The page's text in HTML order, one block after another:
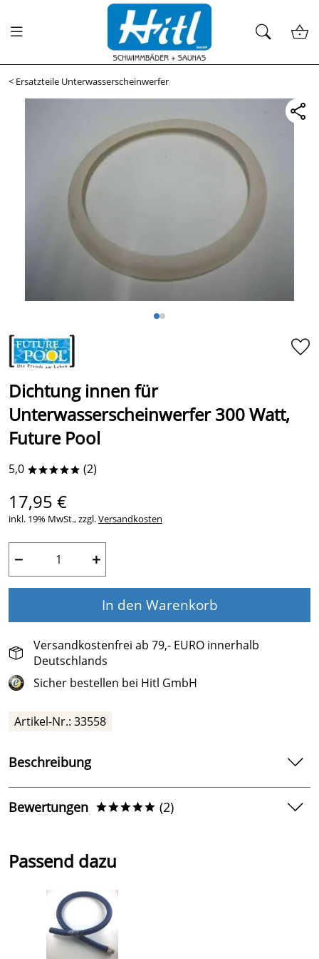
< Ersatzteile Unterwasserscheinwerfer
Dichtung innen für
Unterwasserscheinwerfer 300 Watt,
Future Pool
5,0 ***** (2)
17,95 €
inkl. 19% MwSt., zzgl.Versandkosten
− +
In den Warenkorb
Versandkostenfrei ab 79,- EURO innerhalb
Deutschlands
Sicher bestellen bei Hitl GmbH
Artikel-Nr.: 33558
Beschreibung
Dichtung innen für Unterwasserscheinwerfer 300 Watt,
Future Pool
Ø aussen13,5 cm
Ø innen 11 cm
Bewertungen ***** (2)
5Passend dazu